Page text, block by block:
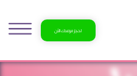
احجز موعدك الآن